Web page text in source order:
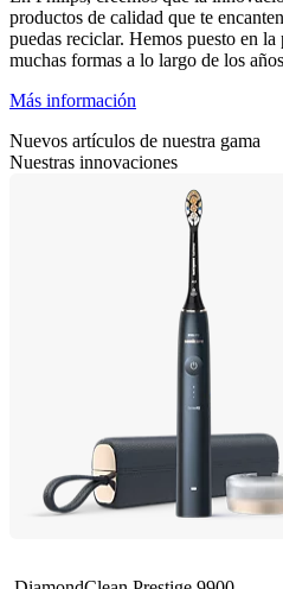
productos de calidad que te
puedas reciclar. Hemos puesto en
muchas formas a lo largo de los
Más información
Nuevos artículos de nuestra gama
Nuestras innovaciones